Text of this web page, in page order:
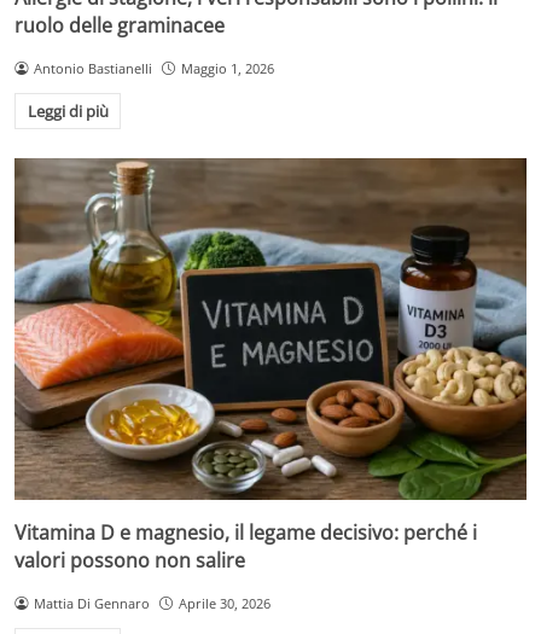
ruolo delle graminacee
Antonio Bastianelli Maggio 1, 2026
Leggi di più
Vitamina D e magnesio, il legame decisivo: perché i
valori possono non salire
Mattia Di Gennaro Aprile 30, 2026